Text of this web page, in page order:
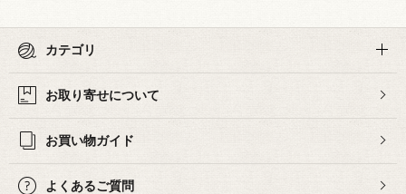
カテゴリ
お取り寄せについて
お買い物ガイド
よくあるご質問